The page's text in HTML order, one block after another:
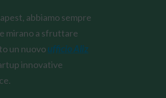
abbiamo sempre
mirano a sfruttare
un nuovoufficio Aliz
innovative